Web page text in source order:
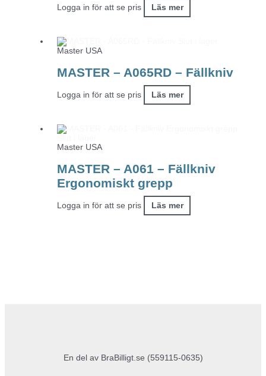
Logga in för att se pris Läs mer
Master USA
MASTER – A065RD – Fällkniv
Logga in för att se pris Läs mer
Master USA
MASTER – A061 – Fällkniv
Ergonomiskt grepp
Logga in för att se pris Läs mer
En del av BraBilligt.se (559115-0635)